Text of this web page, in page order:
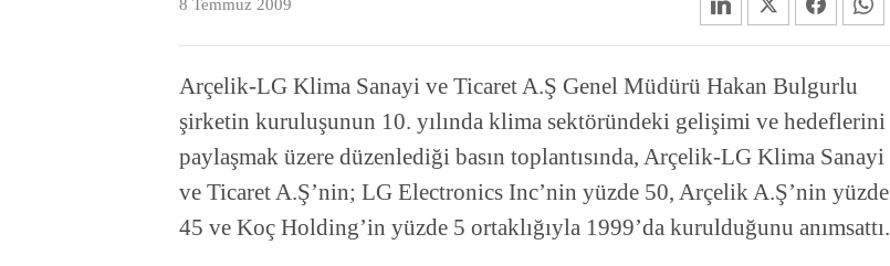
8 Temmuz 2009
Arçelik-LG Klima Sanayi ve Ticaret A.Ş Genel Müdürü Hakan Bulgurlu
şirketin kuruluşunun 10. yılında klima sektöründeki gelişimi ve hedeflerini
paylaşmak üzere düzenlediği basın toplantısında, Arçelik-LG Klima Sanayi
ve Ticaret A.Ş’nin; LG Electronics Inc’nin yüzde 50, Arçelik A.Ş’nin yüzde
45 ve Koç Holding’in yüzde 5 ortaklığıyla 1999’da kurulduğunu anımsattı.